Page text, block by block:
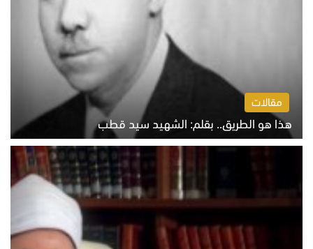
مقالات
هذا هو الطريق.. بقلم: الشهيد سيد قطب
الخميس 6 أغسطس 2026 10:52 ص